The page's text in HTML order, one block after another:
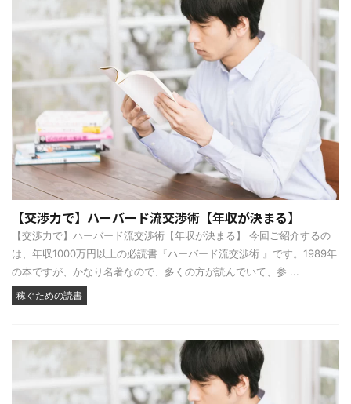
【交渉力で】ハーバード流交渉術【年収が決まる】
【交渉力で】ハーバード流交渉術【年収が決まる】 今回ご紹介するの
は、年収1000万円以上の必読書『ハーバード流交渉術 』です。1989年
の本ですが、かなり名著なので、多くの方が読んでいて、参 ...
稼ぐための読書